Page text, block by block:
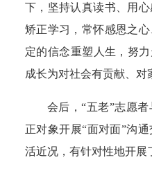
下，坚持认真读书、用
矫正学习，常怀感恩之
定的信念重塑人生，努力
成长为对社会有贡献、对
会后，“五老”志愿
正对象开展“面对面”沟
活近况，有针对性地开展